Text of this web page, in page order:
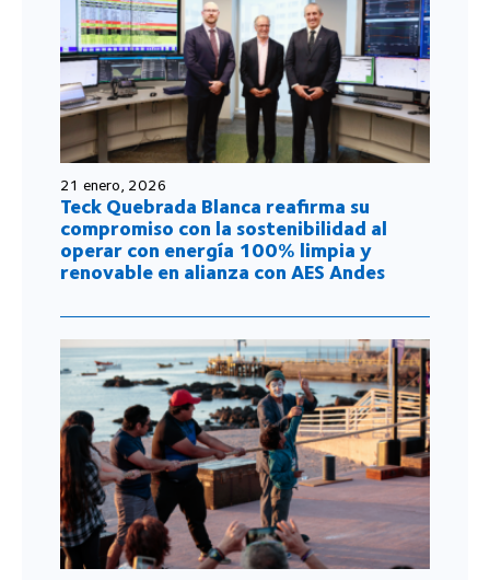
21 enero, 2026
Teck Quebrada Blanca reafirma su
compromiso con la sostenibilidad al
operar con energía 100% limpia y
renovable en alianza con AES Andes